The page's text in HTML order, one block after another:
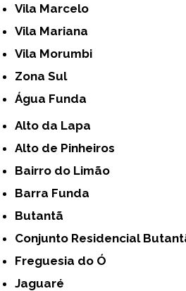
Vila Marcelo
Vila Mariana
Vila Morumbi
Zona Sul
Água Funda
Alto da Lapa
Alto de Pinheiros
Bairro do Limão
Barra Funda
Butantã
Conjunto Residencial
Freguesia do Ó
Jaguaré